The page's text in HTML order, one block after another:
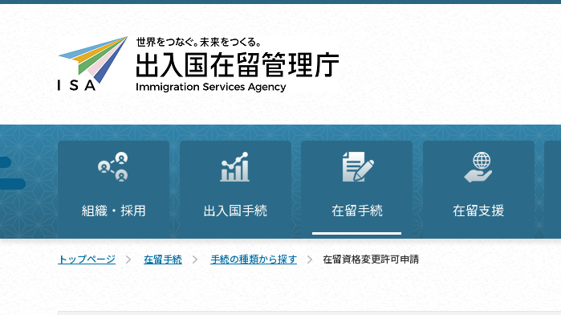
組織・採用 出入国手続 在留手続 在留支援
トップページ 在留手続 手続の種類から探す 在留資格変更許可申請